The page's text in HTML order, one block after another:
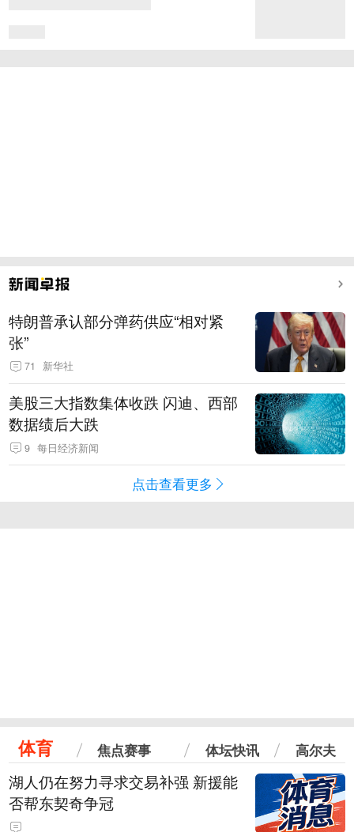
特朗普承认部分弹药供应“相对紧
张”
71 新华社
美股三大指数集体收跌 闪迪、西部
数据绩后大跌
9 每日经济新闻
点击查看更多
体育 焦点赛事 体坛快讯 高尔夫
湖人仍在努力寻求交易补强 新援能
否帮东契奇争冠